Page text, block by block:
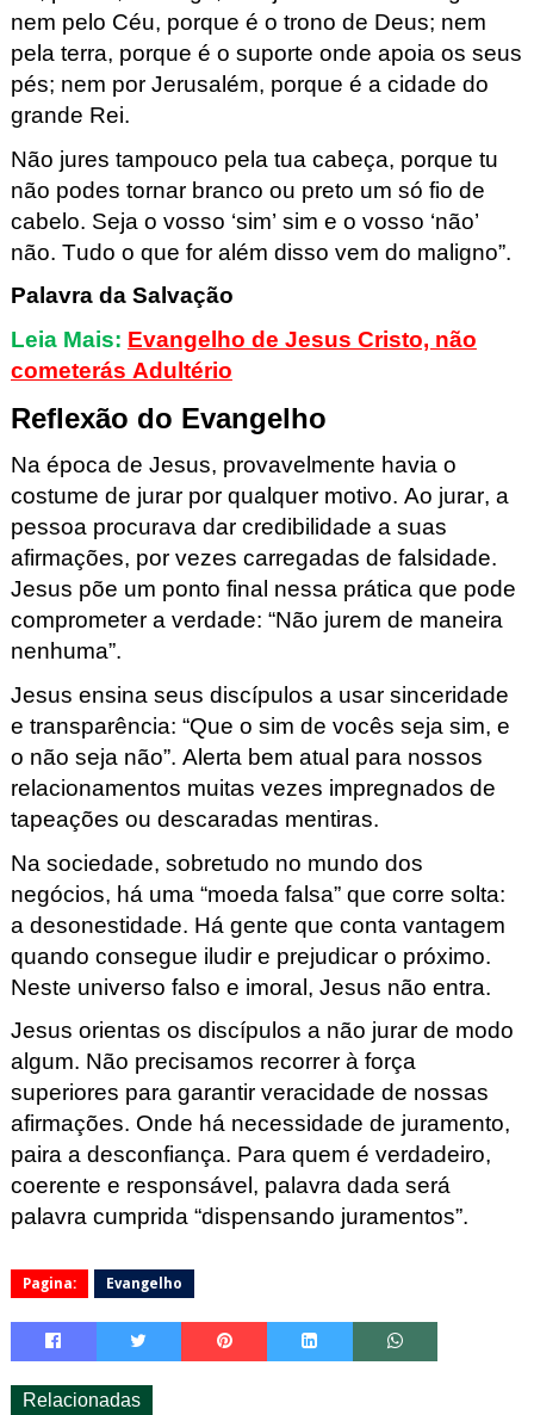
nem pelo Céu, porque é o trono de Deus; nem
pela terra, porque é o suporte onde apoia os seus
pés; nem por Jerusalém, porque é a cidade do
grande Rei.
Não jures tampouco pela tua cabeça, porque tu
não podes tornar branco ou preto um só fio de
cabelo. Seja o vosso ‘sim’ sim e o vosso ‘não’
não. Tudo o que foralém disso vem do maligno”.
Palavra da Salvação
Leia Mais: Evangelho de Jesus Cristo, não
cometerás Adultério
Reflexão do Evangelho
Na época de Jesus, provavelmente havia o
costume de jurar por qualquer motivo. Ao jurar, a
pessoa procurava dar credibilidade a suas
afirmações, porvezes carregadas de falsidade.
Jesus põe um ponto final nessa prática que pode
comprometer a verdade: “Não jurem de maneira
nenhuma”.
Jesus ensina seus discípulos a usar sinceridade
e transparência: “Que o sim de vocês seja sim, e
o não seja não”. Alerta bem atual para nossos
relacionamentos muitas vezes impregnados de
tapeações ou descaradas mentiras.
Na sociedade, sobretudo no mundo dos
negócios, há uma “moeda falsa” que corre solta:
a desonestidade. Há gente que conta vantagem
quando consegue iludir e prejudicar o próximo.
Neste universo falso e imoral, Jesus não entra.
Jesus orientas os discípulos a não jurar de modo
algum. Não precisamos recorrer àforça
superiores para garantir veracidade de nossas
afirmações. Onde há necessidade de juramento,
paira a desconfiança. Para quem é verdadeiro,
coerente e responsável, palavra dada será
palavra cumprida “dispensando juramentos”.
Pagina: Evangelho
Relacionadas